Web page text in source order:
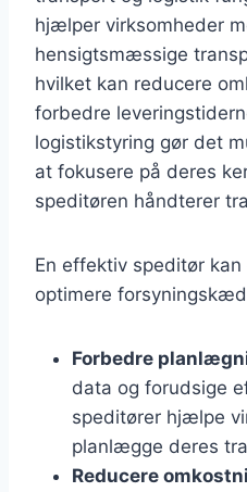
hjælper virksomheder
hensigtsmæssige
hvilket kan reducere
forbedre
logistikstyring gør det
at fokusere på deres
speditøren håndterer
En effektiv speditør
optimere
Forbedre
data og forudsige
speditører hjælpe
planlægge deres
Reducere